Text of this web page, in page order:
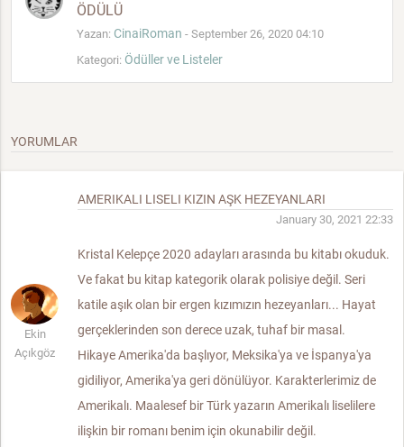
ÖDÜLÜ
Yazan: CinaiRoman - September 26, 2020 04:10
Kategori: Ödüller ve Listeler
YORUMLAR
Ekin
Açıkgöz
AMERIKALI LISELI KIZIN AŞK HEZEYANLARI
January 30, 2021 22:33
Kristal Kelepçe 2020 adayları arasında bu kitabı okuduk.
Ve fakat bu kitap kategorik olarak polisiye değil. Seri
katile aşık olan bir ergen kızımızın hezeyanları... Hayat
gerçeklerinden son derece uzak, tuhaf bir masal.
Hikaye Amerika'da başlıyor, Meksika'ya ve İspanya'ya
gidiliyor, Amerika'ya geri dönülüyor. Karakterlerimiz de
Amerikalı. Maalesef bir Türk yazarın Amerikalı liselilere
ilişkin bir romanı benim için okunabilir değil.